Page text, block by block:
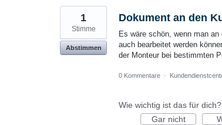
Dokument an den
Es wäre schön, wenn man
auch bearbeitet werden
der Monteur bei bestimmten
1
Stimme
Abstimmen
0 Kommentare ·
Wie wichtig ist das für dich?
Gar nicht